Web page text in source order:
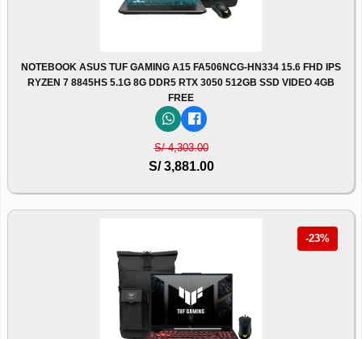
NOTEBOOK ASUS TUF GAMING A15 FA506NCG-HN334 15.6 FHD IPS
RYZEN 7 8845HS 5.1G 8G DDR5 RTX 3050 512GB SSD VIDEO 4GB
FREE
S/ 4,303.00
S/ 3,881.00
-23%